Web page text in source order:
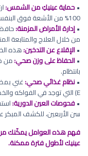
•حماية عينيكِ من الشمس:
100% من الأشعة فوق البنفسجية UVA و UVB عند الخروج.
•إدارة الأمراض المزمنة:
من خلال العلاج والمتابعة
•الإقلاع عن التدخين:هذه
•الحفاظ على وزن صحي:من
بانتظام.
•نظام غذائي صحي:
E) التي توجد في الفواكه والخضروات.
•فحوصات العين الدورية:
سن الأربعين، للكشف المبكر
فهم هذه العوامل يمكّنك من
عينيك لأطول فترة ممكنة.